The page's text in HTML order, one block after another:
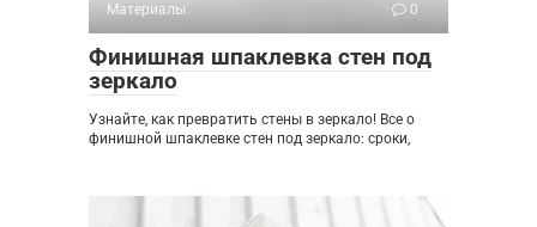
Материалы 0
Финишная шпаклевка стен под
зеркало
Узнайте, как превратить стены в зеркало! Все о
финишной шпаклевке стен под зеркало: сроки,